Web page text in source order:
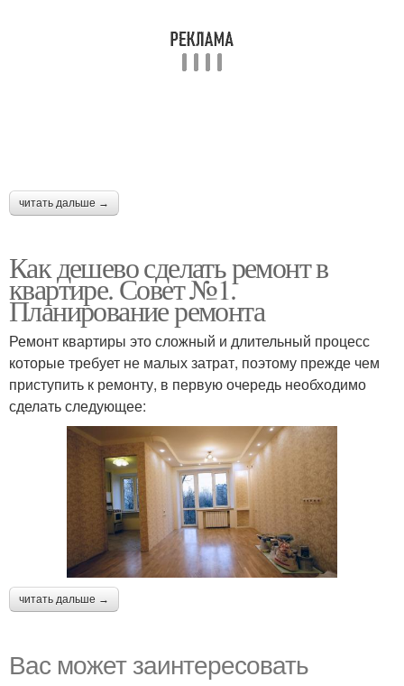
читать дальше →
Как дешево сделать ремонт в
квартире. Совет №1.
Планирование ремонта
Ремонт квартиры это сложный и длительный процесс
которые требует не малых затрат, поэтому прежде чем
приступить к ремонту, в первую очередь необходимо
сделать следующее:
читать дальше →
Вас может заинтересовать